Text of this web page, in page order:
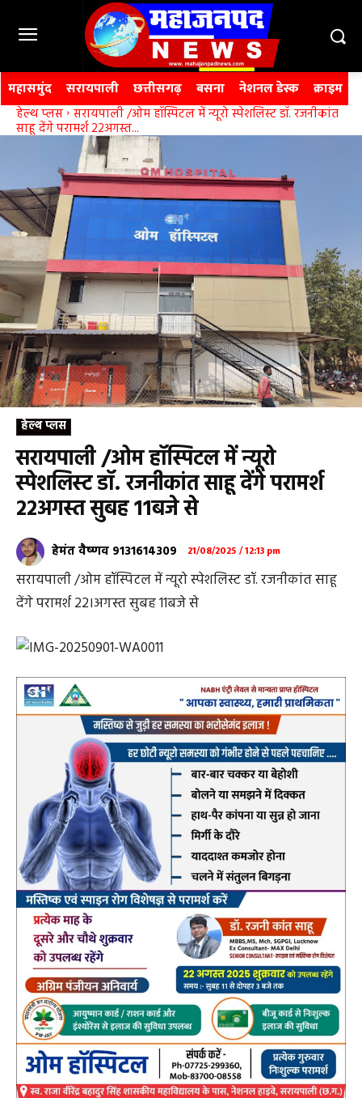
महासमुंद सरायपाली छत्तीसगढ़ बसना नेशनल डेस्क क्राइम
हेल्थ प्लस सरायपाली /ओम हॉस्पिटल में न्यूरो स्पेशलिस्ट डॉ. रजनीकांत
साहू देंगे परामर्श 22अगस्त...
हेल्थ प्लस
सरायपाली /ओम हॉस्पिटल में न्यूरो
स्पेशलिस्ट डॉ. रजनीकांत साहू देंगे परामर्श
22अगस्त सुबह 11बजे से
हेमंत वैष्णव 9131614309 21/08/2025 / 12:13 pm
सरायपाली /ओम हॉस्पिटल में न्यूरो स्पेशलिस्ट डॉ. रजनीकांत साहू
देंगे परामर्श 22।अगस्त सुबह 11बजे से